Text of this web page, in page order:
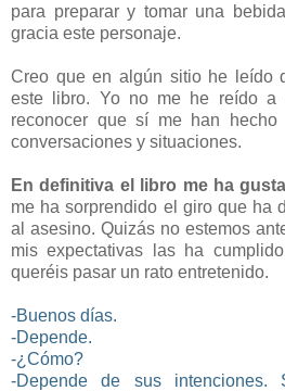
para preparar y tomar una
gracia este personaje.
Creo que en algún sitio he leído
este libro. Yo no me he reído a
reconocer que sí me han hecho
conversaciones y situaciones.
En definitiva el libro me ha
me ha sorprendido el giro que ha
al asesino. Quizás no estemos
mis expectativas las ha
queréis pasar un rato entretenido.
-Buenos días.
-Depende.
-¿Cómo?
-Depende de sus intenciones.